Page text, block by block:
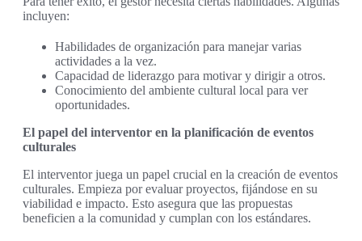
incluyen:
Habilidades de organización para manejar varias
actividades a la vez.
Capacidad de liderazgo para motivar y dirigir a otros.
Conocimiento del ambiente cultural local para ver
oportunidades.
El papel del interventor en la planificación de eventos
culturales
El interventor juega un papel crucial en la creación de eventos
culturales. Empieza por evaluar proyectos, fijándose en su
viabilidad e impacto. Esto asegura que las propuestas
beneficien a la comunidad y cumplan con los estándares.